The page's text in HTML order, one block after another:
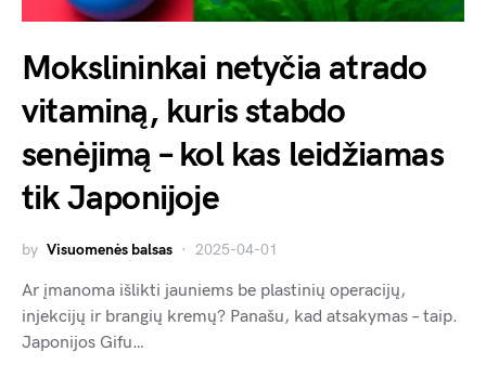
Mokslininkai netyčia atrado
vitaminą, kuris stabdo
senėjimą – kol kas leidžiamas
tik Japonijoje
by Visuomenės balsas 2025-04-01
Ar įmanoma išlikti jauniems be plastinių operacijų,
injekcijų ir brangių kremų? Panašu, kad atsakymas – taip.
Japonijos Gifu…